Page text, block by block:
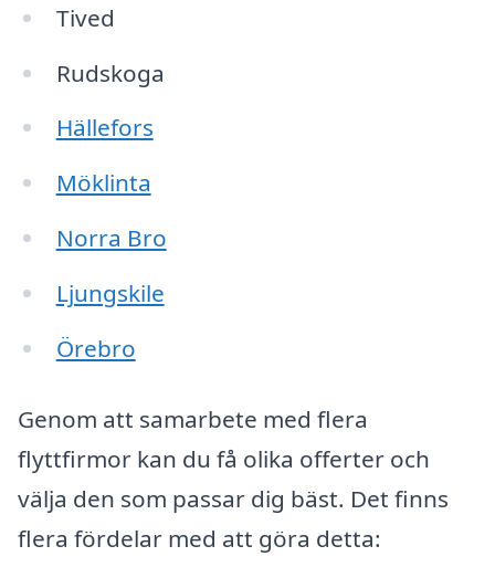
Tived
Rudskoga
Hällefors
Möklinta
Norra Bro
Ljungskile
Örebro
Genom att samarbete med flera
flyttfirmor kan du få olika offerter och
välja den som passar dig bäst. Det finns
flera fördelar med att göra detta: